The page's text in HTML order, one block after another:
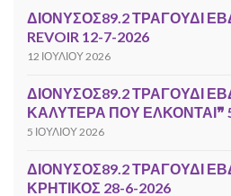
ΔΙΟΝΥΣΟΣ89.2 ΤΡΑΓΟΥΔΙ
REVOIR 12-7-2026
12 ΙΟΥΛΊΟΥ 2026
ΔΙΟΝΥΣΟΣ89.2 ΤΡΑΓΟΥΔΙ
ΚΑΛΥΤΕΡΑ ΠΟΥ ΕΛΚΟΝΤΑΙ❞
5 ΙΟΥΛΊΟΥ 2026
ΔΙΟΝΥΣΟΣ89.2 ΤΡΑΓΟΥΔΙ
ΚΡΗΤΙΚΟΣ 28-6-2026